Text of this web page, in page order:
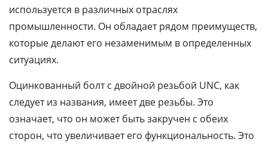
используется в различных отраслях
промышленности. Он обладает рядом преимуществ,
которые делают его незаменимым в определенных
ситуациях.
Оцинкованный болт с двойной резьбой UNC, как
следует из названия, имеет две резьбы. Это
означает, что он может быть закручен с обеих
сторон, что увеличивает его функциональность. Это